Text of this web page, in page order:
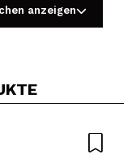
anzeigen